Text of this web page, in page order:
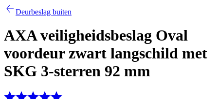
Deurbeslag buiten
AXA veiligheidsbeslag Oval
voordeur zwart langschild met
SKG 3-sterren 92 mm